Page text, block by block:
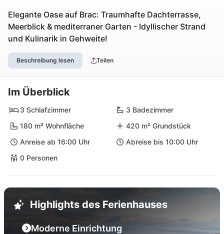
Elegante Oase auf Brac: Traumhafte Dachterrasse,
Meerblick & mediterraner Garten - Idyllischer Strand
und Kulinarik in Gehweite!
Beschreibung lesen Teilen
Im Überblick
3 Schlafzimmer
3 Badezimmer
180 m² Wohnfläche
420 m² Grundstück
Anreise ab 16:00 Uhr
Abreise bis 10:00 Uhr
0 Personen
Highlights des Ferienhauses
Moderne Einrichtung